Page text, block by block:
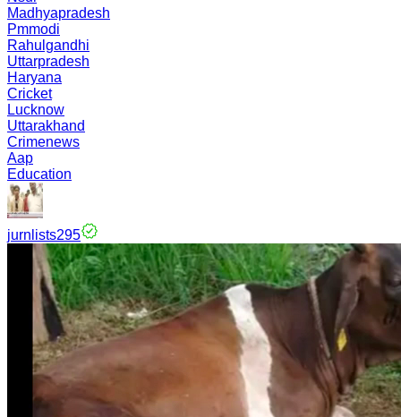
Madhyapradesh
Pmmodi
Rahulgandhi
Uttarpradesh
Haryana
Cricket
Lucknow
Uttarakhand
Crimenews
Aap
Education
jurnlists295